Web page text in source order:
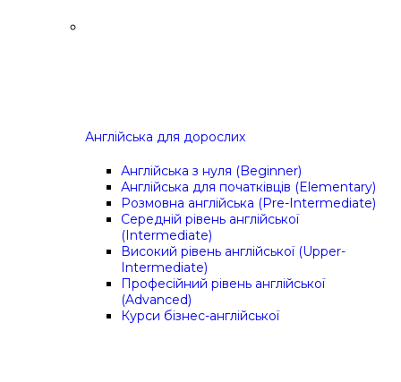
Англійська для дорослих
Англійська з нуля (Beginner)
Англійська для початківців (Elementary)
Розмовна англійська (Pre-Intermediate)
Середній рівень англійської
(Intermediate)
Високий рівень англійської (Upper-
Intermediate)
Професійний рівень англійської
(Advanced)
Курси бізнес-англійської